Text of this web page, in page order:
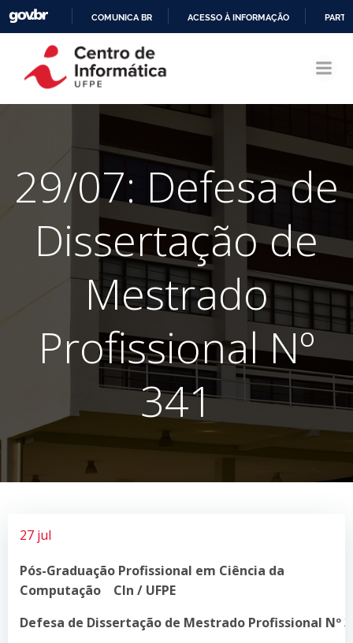
CONTEÚDO
COMUNICA BR ACESSO À INFORMAÇÃO
29/07: Defesa de
Dissertação de
Mestrado
Profissional Nº
341
27 jul
Pós-Graduação Profissional em Ciência da
Computação CIn / UFPE
Defesa de Dissertação de Mestrado Profissional Nº